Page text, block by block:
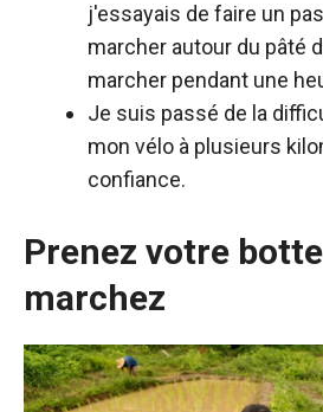
j'essayais de faire un
marcher autour du pâté
marcher pendant une
Je suis passé de la
mon vélo à plusieurs
confiance.
Prenez votre
marchez